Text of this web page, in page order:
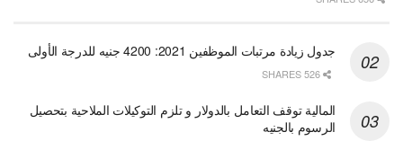
جدول زيادة مرتبات الموظفين 2021: 4200 جنيه للدرجة الأولى
المالية توقف التعامل بالدولار و تلزم التوكيلات الملاحية بتحصيل
الرسوم بالجنيه